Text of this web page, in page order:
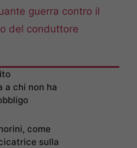
guerra contro il
del conduttore
a chi non ha
come
sulla